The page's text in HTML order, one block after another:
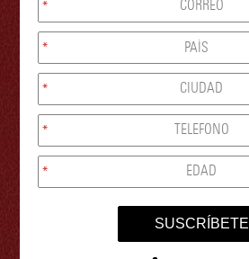
Inked Magazine
2024
*
*
*
*
*
SUSCRÍBETE